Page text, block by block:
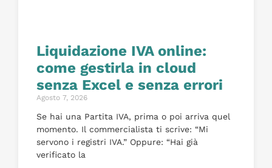
Liquidazione IVA online:
come gestirla in cloud
senza Excel e senza errori
Agosto 7, 2026
Se hai una Partita IVA, prima o poi arriva quel
momento. Il commercialista ti scrive: “Mi
servono i registri IVA.” Oppure: “Hai già
verificato la